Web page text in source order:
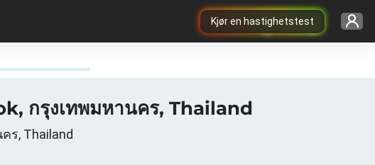
Kjør en hastighetstest
กรุงเทพมหานคร, Thailand
ร, Thailand